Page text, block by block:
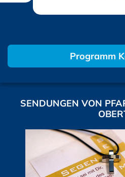
Programm
SENDUNGEN VON